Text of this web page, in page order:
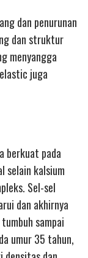
dan penurunan
dan struktur
menyangga
juga
berkuat pada
selain kalsium
Sel-sel
dan akhirnya
sampai
umur 35 tahun,